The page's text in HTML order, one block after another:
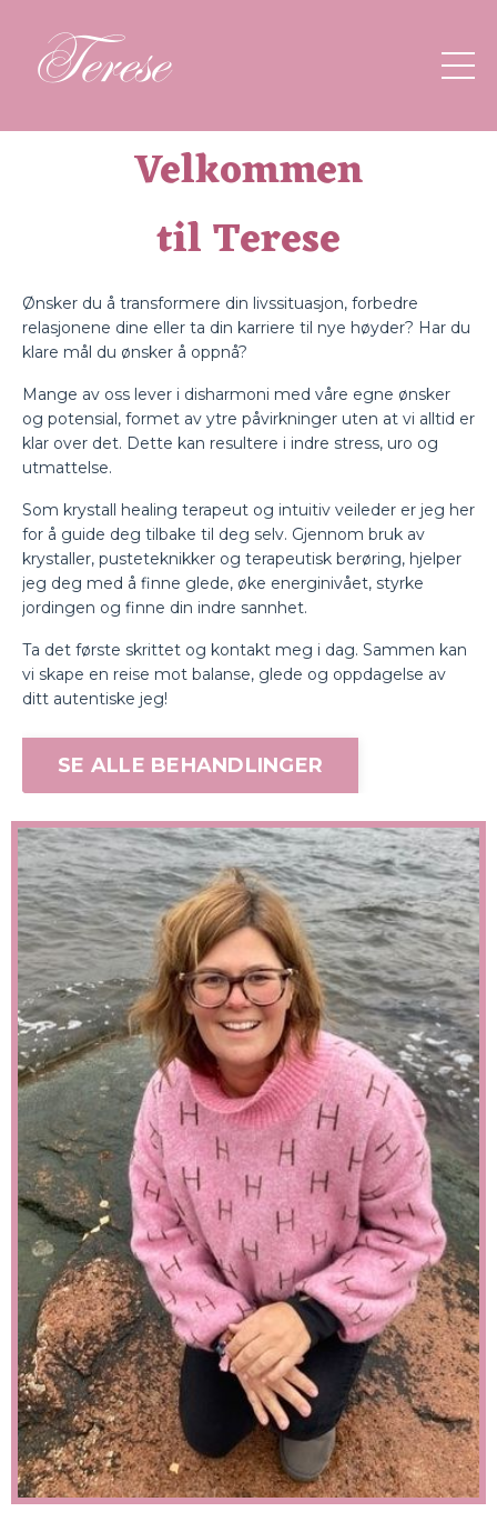
Velkommen
til Terese
Ønsker du å transformere din livssituasjon, forbedre
relasjonene dine eller ta din karriere til nye høyder? Har du
klare mål du ønsker å oppnå?
Mange av oss lever i disharmoni med våre egne ønsker
og potensial, formet av ytre påvirkninger uten at vi alltid er
klar over det. Dette kan resultere i indre stress, uro og
utmattelse.
Som krystall healing terapeut og intuitiv veileder er jeg her
for å guide deg tilbake til deg selv. Gjennom bruk av
krystaller, pusteteknikker og terapeutisk berøring, hjelper
jeg deg med å finne glede, øke energinivået, styrke
jordingen og finne din indre sannhet.
Ta det første skrittet og kontakt meg i dag. Sammen kan
vi skape en reise mot balanse, glede og oppdagelse av
ditt autentiske jeg!
SE ALLE BEHANDLINGER